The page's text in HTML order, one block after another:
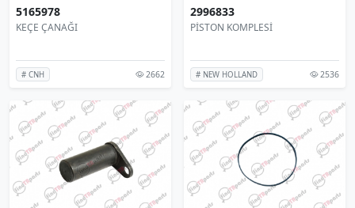
5165978
KEÇE ÇANAĞI
# CNH 2662
2996833
PİSTON KOMPLESİ
# NEW HOLLAND 2536